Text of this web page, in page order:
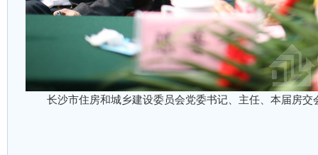
长沙市住房和城乡建设委员会党委书记、主任、本届房交